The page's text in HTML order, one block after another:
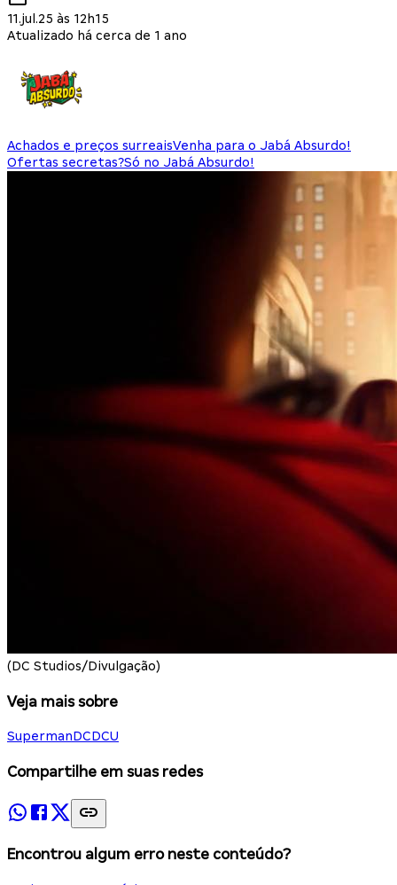
11.jul.25 às 12h15
Atualizado há cerca de 1 ano
Achados e preços surreaisVenha para o Jabá Absurdo!
Ofertas secretas?Só no Jabá Absurdo!
(DC Studios/Divulgação)
Veja mais sobre
SupermanDCDCU
Compartilhe em suas redes
Encontrou algum erro neste conteúdo?